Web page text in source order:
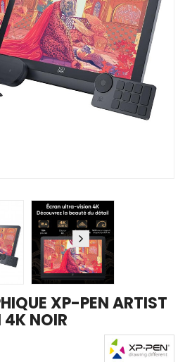
XP-PEN ARTIST
4K NOIR